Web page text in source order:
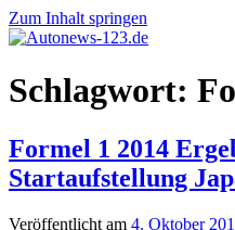
Zum Inhalt springen
Autonews-
123.de
Autonews
mit
Schlagwort:
Formel 1 2014
Startaufstellung
Veröffentlicht am 4. Oktober